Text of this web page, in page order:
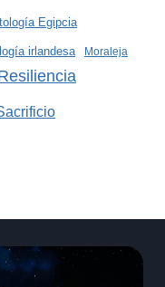
Egipcia
irlandesa Moraleja